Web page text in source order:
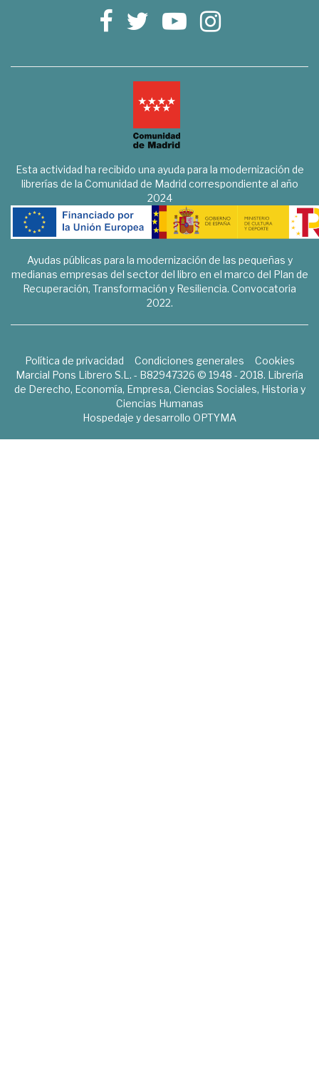
Esta actividad ha recibido una ayuda para la modernización de
librerías de la Comunidad de Madrid correspondiente al año
2024
Ayudas públicas para la modernización de las pequeñas y
medianas empresas del sector del libro en el marco del Plan de
Recuperación, Transformación y Resiliencia. Convocatoria
2022.
Política de privacidad Condiciones generales
Cookies
Marcial Pons Librero S.L. - B82947326 © 1948 - 2018. Librería
de Derecho, Economía, Empresa, Ciencias Sociales, Historia y
Ciencias Humanas
Hospedaje y desarrollo OPTYMA